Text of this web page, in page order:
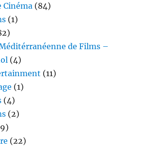
Cinéma (84)
(1)
de Films –
(4)
(11)
(1)
(4)
(2)
(22)